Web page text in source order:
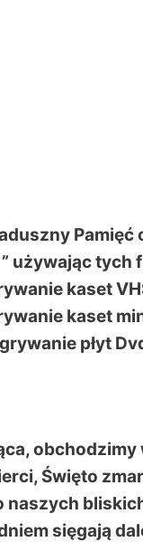
Pamięć
używając tych
kaset
kaset
płyt
Święto
naszych
sięgają